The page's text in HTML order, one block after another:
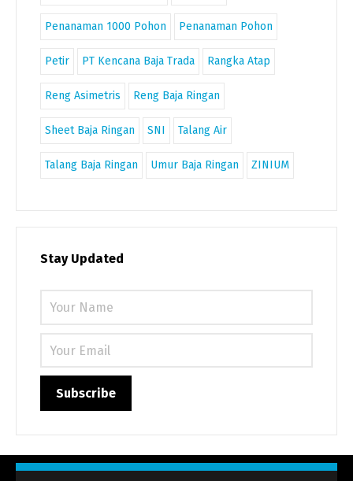
Penanaman 1000 Pohon Penanaman Pohon
Petir PT Kencana Baja Trada Rangka Atap
Reng Asimetris Reng Baja Ringan
Sheet Baja Ringan SNI Talang Air
Talang Baja Ringan Umur Baja Ringan ZINIUM
Stay Updated